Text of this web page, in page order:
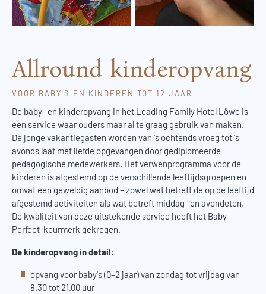
Allround kinderopvang
VOOR BABY'S EN KINDEREN TOT 12 JAAR
De baby- en kinderopvang in het Leading Family Hotel Löwe is
een service waar ouders maar al te graag gebruik van maken.
De jonge vakantiegasten worden van 's ochtends vroeg tot 's
avonds laat met liefde opgevangen door gediplomeerde
pedagogische medewerkers. Het verwenprogramma voor de
kinderen is afgestemd op de verschillende leeftijdsgroepen en
omvat een geweldig aanbod – zowel wat betreft de op de leeftijd
afgestemd activiteiten als wat betreft middag- en avondeten.
De kwaliteit van deze uitstekende service heeft het Baby
Perfect-keurmerk gekregen.
De kinderopvang in detail:
opvang voor baby's (0–2 jaar) van zondag tot vrijdag van
8.30 tot 21.00 uur